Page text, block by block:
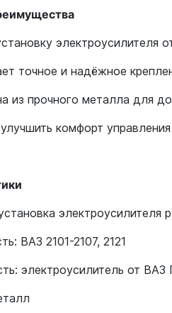
электроусилителя
точное и надёжное
из прочного металла для
комфорт
электроусилителя
ВАЗ 2101-2107, 2121
электроусилитель от ВАЗ